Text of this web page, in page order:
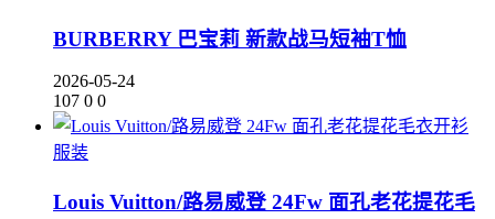
BURBERRY 巴宝莉 新款战马短袖T恤
2026-05-24
107 0 0
服装
Louis Vuitton/路易威登 24Fw 面孔老花提花毛